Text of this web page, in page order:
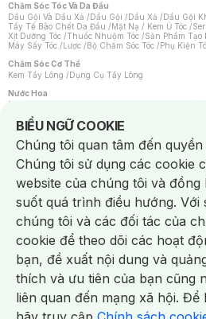
NowFree 2H Giao Nhanh Miễn
Chăm Sóc Tóc Và Da Đầu
Dầu Gội Và Dầu Xả /Dầu Gội /Dầu Xả /Dầu Gội
Tẩy Tế Bào Chết Da Đầu /Mặt Nạ / Kem Ủ Tóc /
Xịt Dưỡng Tóc /Thuốc Nhuộm Tóc /Sản Phẩm Tạo
Máy Sấy Tóc /Lược /Bộ Chăm Sóc Tóc /Phụ Kiện
Chăm Sóc Cơ Thể
Kem Tẩy Lông /Dụng Cụ Tẩy Lông
Nước Hoa
Nước Hoa Nữ
Chăm Sóc Cá Nhân
Chống Muỗi /Khẩu Trang /Máy Massage/Mặt Nạ
Sản Phẩm Chăm Sóc Khác /Bàn Chải Đánh Răng
Hỗ Trợ Trắng Răng/Kem Đánh Răng /Máy Tăm
Tăm / Chỉ Nha Khoa/ Xịt Thơm Miệng / Dung
Khăn Ướt Vệ Sinh Vùng Kín/Băng Vệ Sinh/
Máy Cạo Râu
Vấn Đề Về Da
Da Dầu / Lỗ Chân Lông To/ Da Khô / Mất Nước/
Da Nhạy Cảm / Kích Ứng
Da Xỉn Màu Thâm /
Quầng Thâm & Bọng Mắt /Sẹo /Viêm Da Cơ Địa
Dụng Cụ / Phụ Kiện Chăm Sóc Da
Bông Tẩy Trang
Khăn Lau Mặt Khô Dụng Cụ /
Dụng Cụ Chăm Sóc Khác
BIỂU NGỮ COOKIE
Notice about cookies usage
Chúng tôi quan tâm đến
Chúng tôi sử dụng các cookie
website của chúng tôi và
suốt quá trình điều hướng. Với
chúng tôi và các đối tác của
cookie để theo dõi các hoạt
bạn, đề xuất nội dung và
thích và ưu tiên của bạn cũng
liên quan đến mạng xã hội. Để